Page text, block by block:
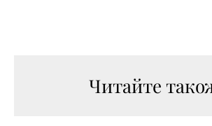
Читайте